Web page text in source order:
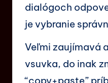
dialógoch
je vybranie
Veľmi zaujímavá
vsuvka, do inak
“copy+paste”